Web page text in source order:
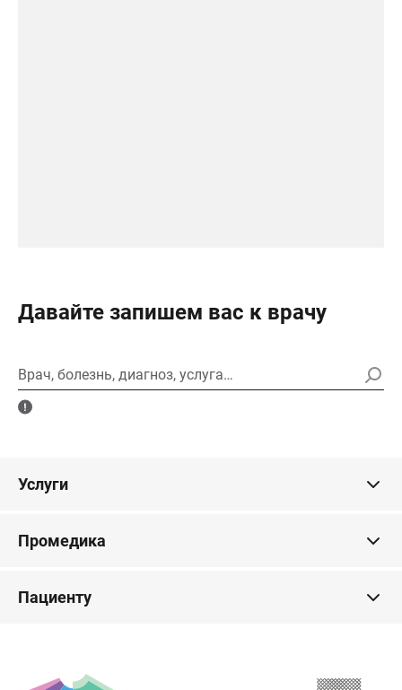
Давайте запишем вас к врачу
Врач, болезнь, диагноз, услуга…
Услуги
Промедика
Пациенту